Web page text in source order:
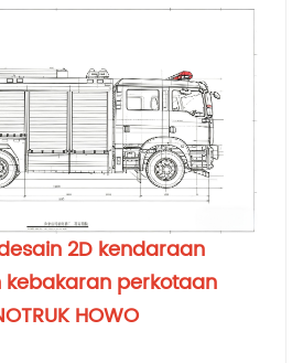
2D kendaraan
perkotaan
HOWO